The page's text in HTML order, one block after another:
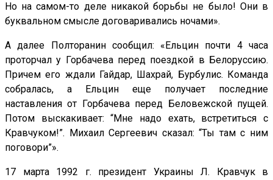
Но на самом-то деле никакой борьбы не было! Они в
буквальном смысле договаривались ночами».
А далее Полторанин сообщил: «Ельцин почти 4 часа
проторчал у Горбачева перед поездкой в Белоруссию.
Причем его ждали Гайдар, Шахрай, Бурбулис. Команда
собралась, а Ельцин еще получает последние
наставления от Горбачева перед Беловежской пущей.
Потом выскакивает: “Мне надо ехать, встретиться с
Кравчуком!”. Михаил Сергеевич сказал: “Ты там с ним
поговори”».
17 марта 1992 г. президент Украины Л. Кравчук в